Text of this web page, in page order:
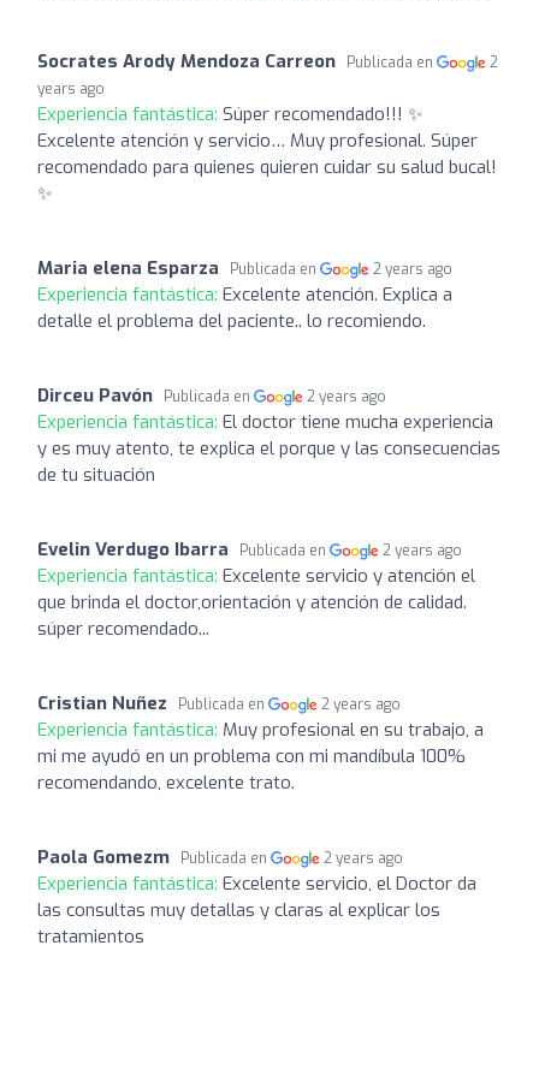
Socrates Arody Mendoza Carreon Publicada en
2
years ago
Experiencia fantástica: Súper recomendado!!! ✨
Excelente atención y servicio… Muy profesional. Súper
recomendado para quienes quieren cuidar su salud bucal!
✨
Maria elena Esparza Publicada en 2 years ago
Experiencia fantástica: Excelente atención. Explica a
detalle el problema del paciente.. lo recomiendo.
Dirceu Pavón Publicada en 2 years ago
Experiencia fantástica: El doctor tiene mucha experiencia
y es muy atento, te explica el porque y las consecuencias
de tu situación
Evelin Verdugo Ibarra Publicada en 2 years ago
Experiencia fantástica: Excelente servicio y atención el
que brinda el doctor,orientación y atención de calidad.
súper recomendado...
Cristian Nuñez Publicada en 2 years ago
Experiencia fantástica: Muy profesional en su trabajo, a
mi me ayudó en un problema con mi mandíbula 100%
recomendando, excelente trato.
Paola Gomezm Publicada en 2 years ago
Experiencia fantástica: Excelente servicio, el Doctor da
las consultas muy detallas y claras al explicar los
tratamientos